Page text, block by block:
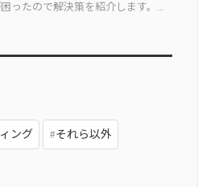
ったので解決策を紹介します。
ング それら以外